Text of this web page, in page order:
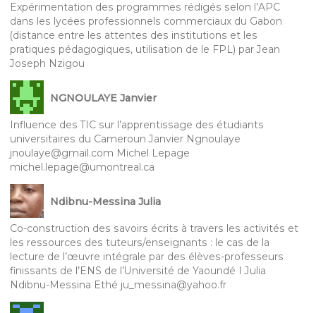
Expérimentation des programmes rédigés selon l’APC
dans les lycées professionnels commerciaux du Gabon
(distance entre les attentes des institutions et les
pratiques pédagogiques, utilisation de le FPL) par Jean
Joseph Nzigou
NGNOULAYE Janvier
Influence des TIC sur l’apprentissage des étudiants
universitaires du Cameroun Janvier Ngnoulaye
jnoulaye@gmail.com Michel Lepage
michel.lepage@umontreal.ca
Ndibnu-Messina Julia
Co-construction des savoirs écrits à travers les activités et
les ressources des tuteurs/enseignants : le cas de la
lecture de l’œuvre intégrale par des élèves-professeurs
finissants de l’ENS de l’Université de Yaoundé I Julia
Ndibnu-Messina Ethé ju_messina@yahoo.fr